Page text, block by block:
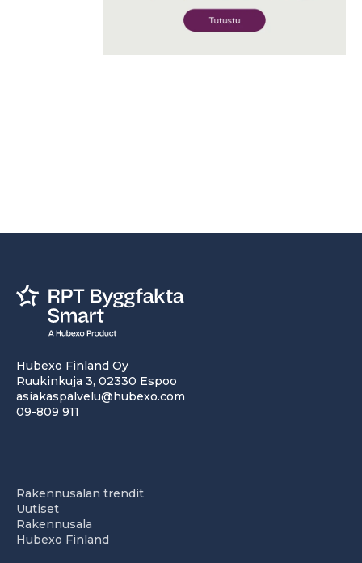
Hubexo Finland Oy
Ruukinkuja 3, 02330 Espoo
asiakaspalvelu@hubexo.com
09-809 911
Rakennusalan trendit
Uutiset
Rakennusala
Hubexo Finland